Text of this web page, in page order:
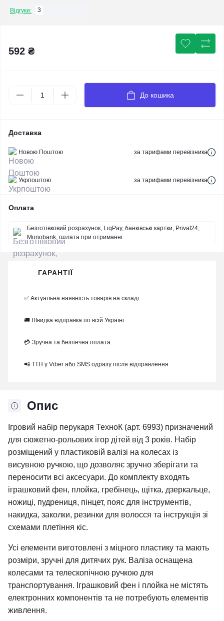
Відгуки: 3
592 ₴
До кошика
Доставка
Новою Поштою за тарифами перевізника
Укрпоштою за тарифами перевізника
Оплата
Безготівковий розрахунок, LiqPay, банківські картки, Privat24,
Monobank, оплата при отриманні
Опис
Ігровий набір перукаря ТехноК (арт. 6993) призначений
для сюжетно-рольових ігор дітей від 3 років. Набір
розміщений у пластиковій валізі на колесах із
висувною ручкою, що дозволяє зручно зберігати та
переносити всі аксесуари. До комплекту входять
іграшковий фен, плойка, гребінець, щітка, дзеркальце,
ножиці, пудрениця, пінцет, пояс для інструментів,
накидка, заколки, резинки для волосся та інструкція зі
схемами плетіння кіс.
Усі елементи виготовлені з міцного пластику та мають
розміри, зручні для дитячих рук. Валіза оснащена
колесами та телескопічною ручкою для
транспортування. Іграшковий фен і плойка не містять
електронних компонентів та не потребують елементів
живлення.
ГАРАНТІЇ
✅ Актуальна наявність товарів на складі.
🚚 Швидка відправка по всій Україні.
💳 Зручна та безпечна оплата.
📲 ТТН у Viber або SMS одразу після відправлення.